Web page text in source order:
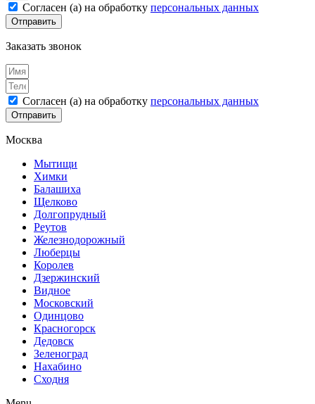
Согласен (а) на обработку персональных данных
Отправить
Заказать звонок
Согласен (а) на обработку персональных данных
Отправить
Москва
Мытищи
Химки
Балашиха
Щелково
Долгопрудный
Реутов
Железнодорожный
Люберцы
Королев
Дзержинский
Видное
Московский
Одинцово
Красногорск
Дедовск
Зеленоград
Нахабино
Сходня